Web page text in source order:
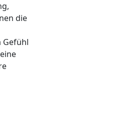
die
Gefühl